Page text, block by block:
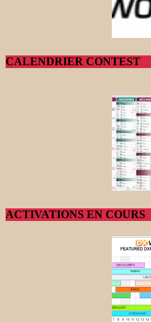
CALENDRIER CONTEST
ACTIVATIONS EN COURS